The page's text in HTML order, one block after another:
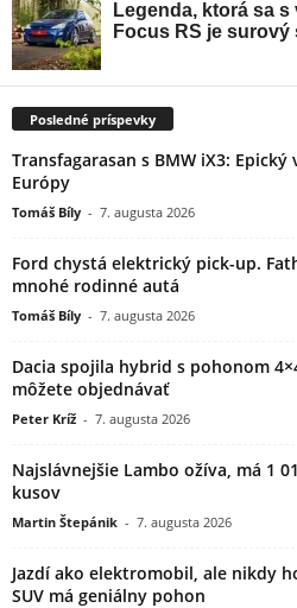
Posledné príspevky
Transfagarasan s BMW iX3:
Európy
Tomáš Bíly - 7. augusta 2026
Ford chystá elektrický pick-up.
mnohé rodinné autá
Tomáš Bíly - 7. augusta 2026
Dacia spojila hybrid s pohonom
môžete objednávať
Peter Kríž - 7. augusta 2026
Najslávnejšie Lambo ožíva, má 1
kusov
Martin Štepánik - 7. augusta 2026
Jazdí ako elektromobil, ale nikdy
SUV má geniálny pohon